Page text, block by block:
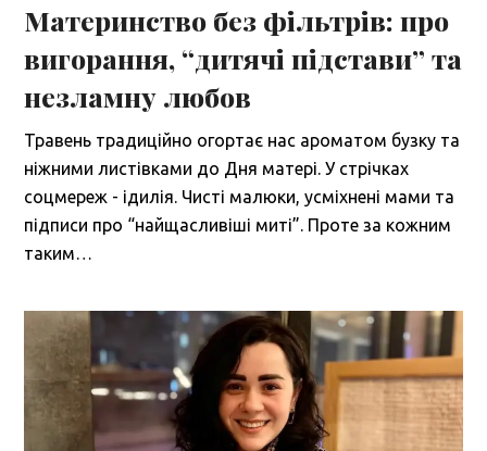
Материнство без фільтрів: про
вигорання, “дитячі підстави” та
незламну любов
Травень традиційно огортає нас ароматом бузку та
ніжними листівками до Дня матері. У стрічках
соцмереж - ідилія. Чисті малюки, усміхнені мами та
підписи про “найщасливіші миті”. Проте за кожним
таким…